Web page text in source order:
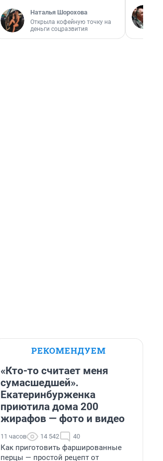
Наталья Шорохова
Открыла кофейную точку на
деньги соцразвития
РЕКОМЕНДУЕМ
«Кто-то считает меня
сумасшедшей».
Екатеринбурженка
приютила дома 200
жирафов — фото и видео
11 часов 14 542 40
Как приготовить фаршированные
перцы — простой рецепт от